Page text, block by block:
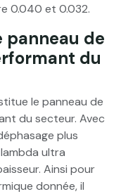
0.040 et 0.032.
panneau de
du
le panneau de
du secteur. Avec
plus
ultra
Ainsi pour
donnée, il